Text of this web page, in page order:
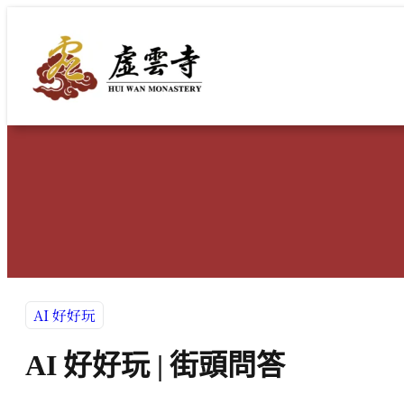
AI 好好玩
AI 好好玩 | 街頭問答